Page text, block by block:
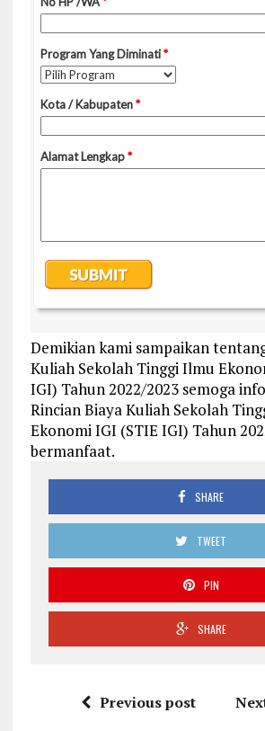
Demikian kami sampaikan
Kuliah Sekolah Tinggi Ilmu
IGI) Tahun 2022/2023 semoga
Rincian Biaya Kuliah Sekolah
Ekonomi IGI (STIE IGI) Tahun
bermanfaat.
SHARE
TWEET
PIN
SHARE
Previous post